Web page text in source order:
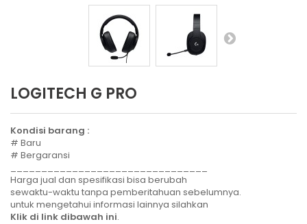
LOGITECH G PRO
Kondisi barang :
# Baru
# Bergaransi
Harga jual dan spesifikasi bisa berubah
sewaktu-waktu tanpa pemberitahuan sebelumnya.
untuk mengetahui informasi lainnya silahkan
Klik di link dibawah ini.